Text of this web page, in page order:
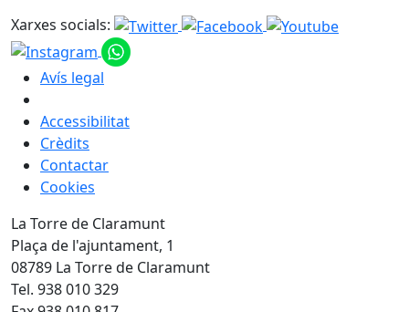
Xarxes socials:
Avís legal
Accessibilitat
Crèdits
Contactar
Cookies
La Torre de Claramunt
Plaça de l'ajuntament, 1
08789 La Torre de Claramunt
Tel. 938 010 329